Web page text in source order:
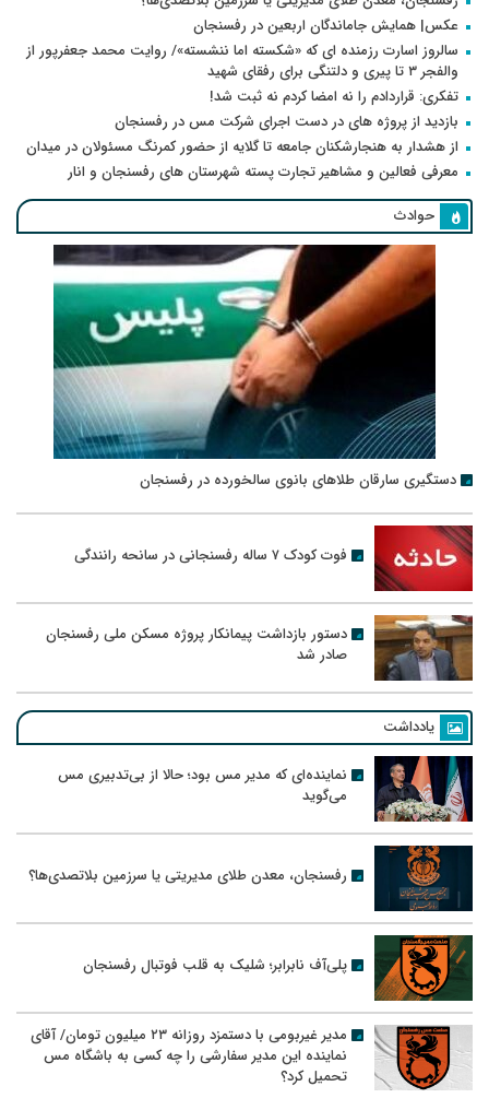
عکس| همایش جاماندگان اربعین در رفسنجان
سالروز اسارت رزمنده ای که «شکسته اما ننشسته»/ روایت محمد جعفرپور از
والفجر ۳ تا پیری و دلتنگی برای رفقای شهید
تفکری: قراردادم را نه امضا کردم نه ثبت شد!
بازدید از پروژه های در دست اجرای شرکت مس در رفسنجان
از هشدار به هنجارشکنان جامعه تا گلایه از حضور کمرنگ مسئولان در میدان
معرفی فعالین و مشاهیر تجارت پسته شهرستان های رفسنجان و انار
حوادث
دستگیری سارقان طلاهای بانوی سالخورده در رفسنجان
فوت کودک ۷ ساله رفسنجانی در سانحه رانندگی
دستور بازداشت پیمانکار پروژه مسکن ملی رفسنجان
صادر شد
یادداشت
نماینده‌ای که مدیر مس بود؛ حالا از بی‌تدبیری مس
می‌گوید
رفسنجان، معدن طلای مدیریتی یا سرزمین بلاتصدی‌ها؟
پلی‌آف نابرابر؛ شلیک به قلب فوتبال رفسنجان
مدیر غیربومی با دستمزد روزانه ۲۳ میلیون تومان/ آقای
نماینده این مدیر سفارشی را چه کسی به باشگاه مس
تحمیل کرد؟